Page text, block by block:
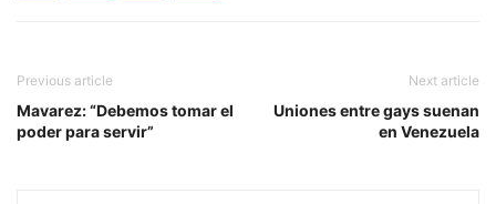
Previous article
Mavarez: “Debemos tomar el
poder para servir”
Next article
Uniones entre gays suenan
en Venezuela